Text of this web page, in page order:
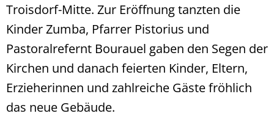
Troisdorf-Mitte. Zur Eröffnung tanzten die
Kinder Zumba, Pfarrer Pistorius und
Pastoralrefernt Bourauel gaben den Segen der
Kirchen und danach feierten Kinder, Eltern,
Erzieherinnen und zahlreiche Gäste fröhlich
das neue Gebäude.